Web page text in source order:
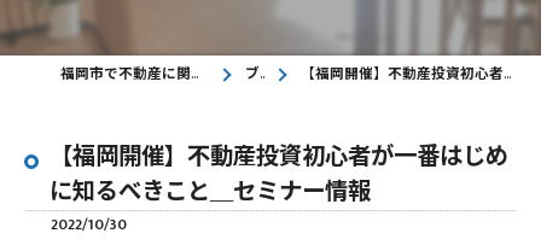
福岡市で不動産に関するご相談ならTAICAN株式会社 ブログ 【福岡開催】不動産投資初心者が一番はじめに知るべきこと＿セミナー情報
【福岡開催】不動産投資初心者が一番はじめ
に知るべきこと＿セミナー情報
2022/10/30